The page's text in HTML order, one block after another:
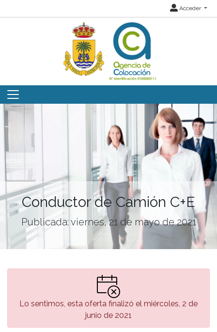
Acceder
Conductor de Camión C+E
Publicada: viernes, 21 de mayo de 2021
Lo sentimos, esta oferta finalizó el miércoles, 2 de
junio de 2021